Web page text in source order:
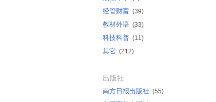
经管财富 (39)
教材外语 (33)
科技科普 (11)
其它 (212)
出版社
南方日报出版社 (55)